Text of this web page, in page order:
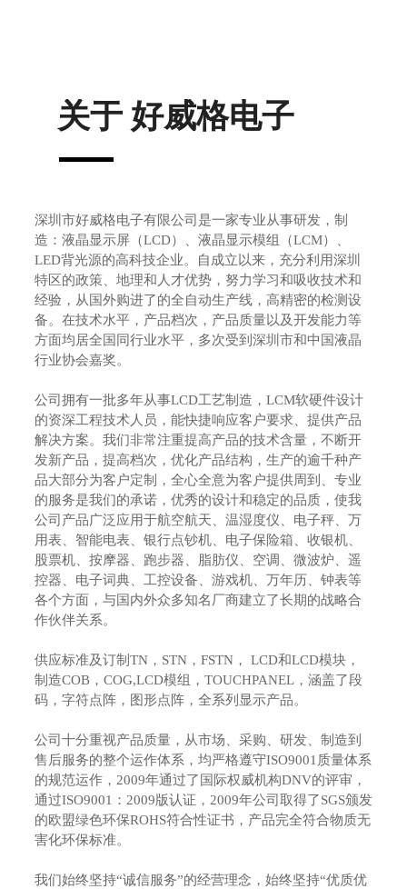
关于 好威格电子
深圳市好威格电子有限公司是一家专业从事研发，制
造：液晶显示屏（LCD）、液晶显示模组（LCM）、
LED背光源的高科技企业。自成立以来，充分利用深圳
特区的政策、地理和人才优势，努力学习和吸收技术和
经验，从国外购进了的全自动生产线，高精密的检测设
备。在技术水平，产品档次，产品质量以及开发能力等
方面均居全国同行业水平，多次受到深圳市和中国液晶
行业协会嘉奖。
公司拥有一批多年从事LCD工艺制造，LCM软硬件设计
的资深工程技术人员，能快捷响应客户要求、提供产品
解决方案。我们非常注重提高产品的技术含量，不断开
发新产品，提高档次，优化产品结构，生产的逾千种产
品大部分为客户定制，全心全意为客户提供周到、专业
的服务是我们的承诺，优秀的设计和稳定的品质，使我
公司产品广泛应用于航空航天、温湿度仪、电子秤、万
用表、智能电表、银行点钞机、电子保险箱、收银机、
股票机、按摩器、跑步器、脂肪仪、空调、微波炉、遥
控器、电子词典、工控设备、游戏机、万年历、钟表等
各个方面，与国内外众多知名厂商建立了长期的战略合
作伙伴关系。
供应标准及订制TN，STN，FSTN， LCD和LCD模块，
制造COB，COG,LCD模组，TOUCHPANEL，涵盖了段
码，字符点阵，图形点阵，全系列显示产品。
公司十分重视产品质量，从市场、采购、研发、制造到
售后服务的整个运作体系，均严格遵守ISO9001质量体系
的规范运作，2009年通过了国际权威机构DNV的评审，
通过ISO9001：2009版认证，2009年公司取得了SGS颁发
的欧盟绿色环保ROHS符合性证书，产品完全符合物质无
害化环保标准。
我们始终坚持“诚信服务”的经营理念，始终坚持“优质优